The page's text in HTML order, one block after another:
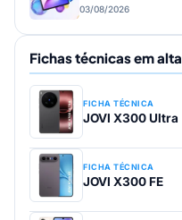
03/08/2026
Fichas técnicas em alta
FICHA TÉCNICA
JOVI X300 Ultra
FICHA TÉCNICA
JOVI X300 FE